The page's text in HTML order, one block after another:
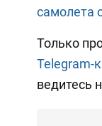
самолета
Только
Telegram-
ведитесь